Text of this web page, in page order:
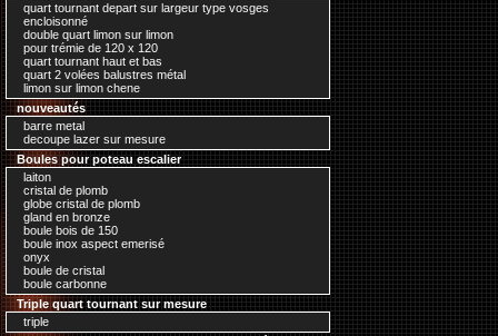
quart tournant depart sur largeur type vosges
encloisonné
double quart limon sur limon
pour trémie de 120 x 120
quart tournant haut et bas
quart 2 volées balustres métal
limon sur limon chene
nouveautés
barre metal
decoupe lazer sur mesure
Boules pour poteau escalier
laiton
cristal de plomb
globe cristal de plomb
gland en bronze
boule bois de 150
boule inox aspect emerisé
onyx
boule de cristal
boule carbonne
Triple quart tournant sur mesure
triple